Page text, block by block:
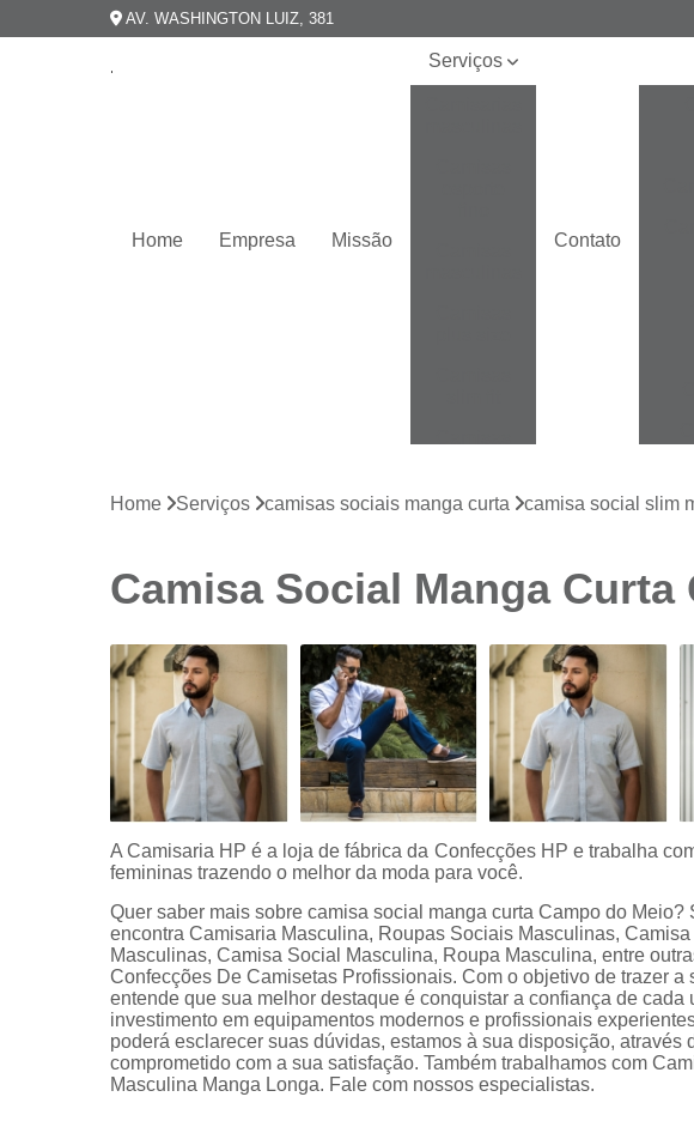
AV. WASHINGTON LUIZ, 381
Home Empresa Missão
Serviços
Camisas
branca
preço
Camisas
sociais
listradas
Camisas
sociais
curta
sociais
manga
longa
Camisas
sociais
masculinas
Camisas
Contato
Home Serviços camisas sociais manga curta camisa social slim
Camisa Social Manga Curta
A Camisaria HP é a loja de fábrica da Confecções HP e trabalha
femininas trazendo o melhor da moda para você.
Quer saber mais sobre camisa social manga curta Campo do
encontra Camisaria Masculina, Roupas Sociais Masculinas,
Masculinas, Camisa Social Masculina, Roupa Masculina, entre
Confecções De Camisetas Profissionais. Com o objetivo de trazer a
entende que sua melhor destaque é conquistar a confiança de
investimento em equipamentos modernos e profissionais
poderá esclarecer suas dúvidas, estamos à sua disposição, através
comprometido com a sua satisfação. Também trabalhamos com
Masculina Manga Longa. Fale com nossos especialistas.